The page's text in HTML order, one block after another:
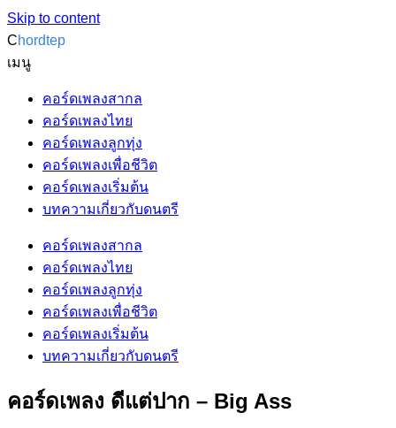
Skip to content
Chordtep
เมนู
คอร์ดเพลงสากล
คอร์ดเพลงไทย
คอร์ดเพลงลูกทุ่ง
คอร์ดเพลงเพื่อชีวิต
คอร์ดเพลงเริ่มต้น
บทความเกี่ยวกับดนตรี
คอร์ดเพลงสากล
คอร์ดเพลงไทย
คอร์ดเพลงลูกทุ่ง
คอร์ดเพลงเพื่อชีวิต
คอร์ดเพลงเริ่มต้น
บทความเกี่ยวกับดนตรี
คอร์ดเพลง ดีแต่ปาก – Big Ass